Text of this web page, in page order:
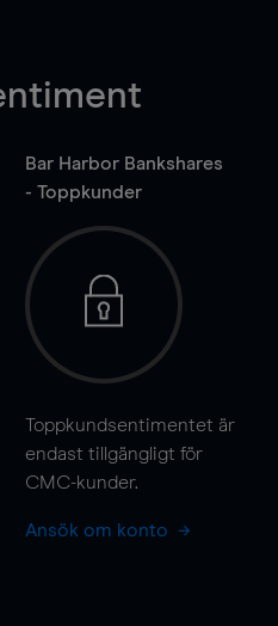
Bar Harbor Bankshares
- Toppkunder
Toppkundsentimentet är
endast tillgängligt för
CMC-kunder.
Ansök om konto